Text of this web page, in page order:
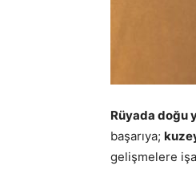
Rüyada doğu
başarıya;
gelişmelere